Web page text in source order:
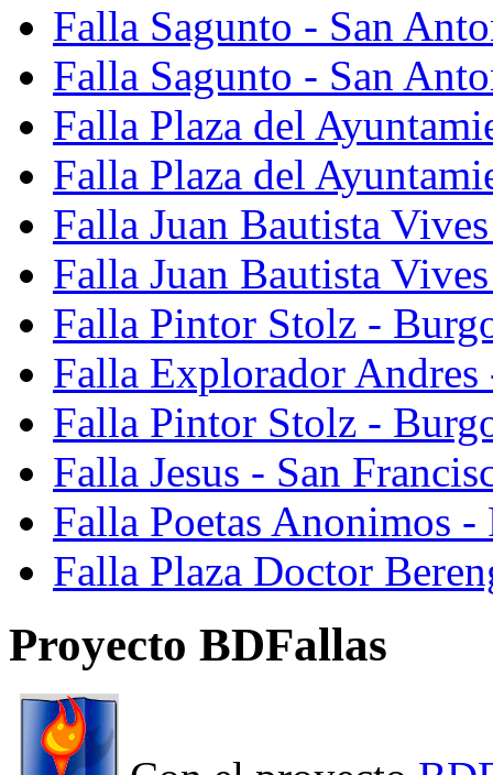
Falla Sagunto - San
Falla Sagunto - San
Falla Plaza del
Falla Plaza del
Falla Juan Bautista
Falla Juan Bautista
Falla Pintor Stolz -
Falla Explorador Andres
Falla Pintor Stolz -
Falla Jesus - San
Falla Poetas Anonimos
Falla Plaza Doctor
Proyecto BDFallas